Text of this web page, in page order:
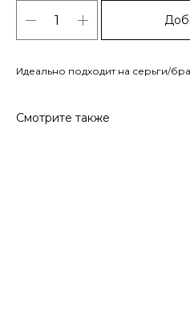
Идеально подходит на серьги/
Смотрите также